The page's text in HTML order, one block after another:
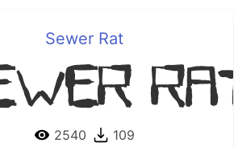
Sewer Rat
Rat
2540 109